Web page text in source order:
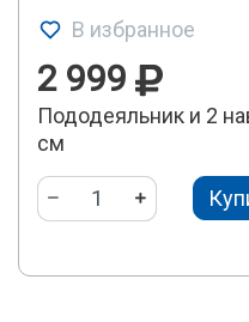
В избранное
2 999
Пододеяльник и 2
см